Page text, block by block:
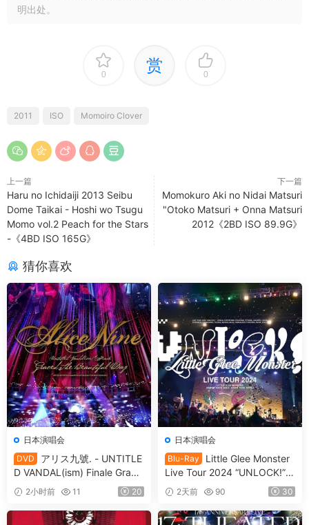
明出处。
0 赏 0
2011 ISO Momoiro Clover
上一篇
Haru no Ichidaiji 2013 Seibu
Dome Taikai - Hoshi wo Tsugu
Momo vol.2 Peach for the Stars
-《4BD ISO 165G》
下一篇
Momokuro Aki no Nidai Matsuri
"Otoko Matsuri + Onna Matsuri
2012《2BD ISO 89.9G》
猜你喜欢
日本演唱会
DVD
アリス九號. - UNTITLE
D VANDAL(ism) Finale Grace
d The Beautiful Day Limited
Edition [2009.11.11] [3DVD I
SO 7.53GB]
2小时前 11 20
日本演唱会
Blu-Ray
Little Glee Monster
Live Tour 2024 “UNLOCK!”
[2024.07.06] [自购原盘] [BDI
SO 39.8GB]
2天前 90 30